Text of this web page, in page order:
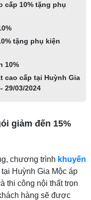
cấp 10% tặng phụ
tặng phụ kiện
10%
cao cấp tại Huỳnh Gia
29/03/2024
giảm đến 15%
chương trình khuyến
Huỳnh Gia Mộc áp
thi công nội thất trọn
hàng sẽ được